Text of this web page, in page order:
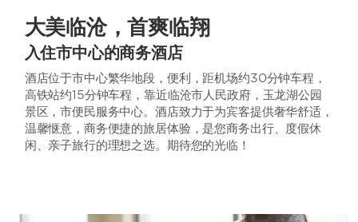
大美临沧，首爽临翔
入住市中心的商务酒店
酒店位于市中心繁华地段，便利，距机场约30分钟车程，
高铁站约15分钟车程，靠近临沧市人民政府，玉龙湖公园
景区，市便民服务中心。酒店致力于为宾客提供奢华舒适，
温馨惬意，商务便捷的旅居体验，是您商务出行、度假休
闲、亲子旅行的理想之选。期待您的光临！